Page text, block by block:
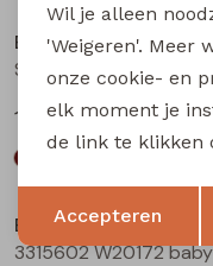
Bakkaboe
12,99
Bakkaboe
Terug
Wil je alleen
'Weigeren'. Meer
onze cookie- en
elk moment je
de link te klikken
Accepteren